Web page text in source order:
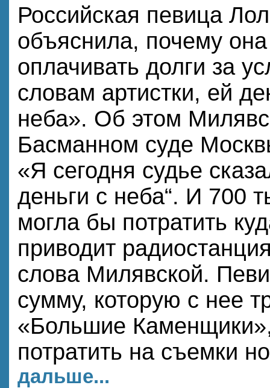
Российская певица
объяснила, почему
оплачивать долги за
словам артистки, ей
неба». Об этом
Басманном суде
«Я сегодня судье
деньги с неба“. И 700
могла бы потратить
приводит
слова Милявской.
сумму, которую с нее
«Большие
потратить на съемки
дальше...